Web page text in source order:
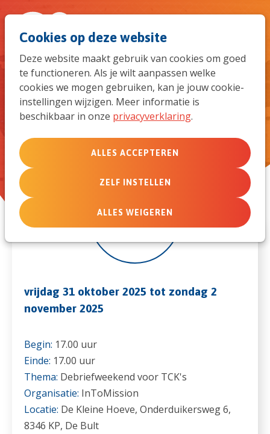
Cookies op deze website
Deze website maakt gebruik van cookies om goed
te functioneren. Als je wilt aanpassen welke
cookies we mogen gebruiken, kan je jouw cookie-
instellingen wijzigen. Meer informatie is
beschikbaar in onze privacyverklaring.
ALLES ACCEPTEREN
ZELF INSTELLEN
ALLES WEIGEREN
naar
de
Unpacking your backpack -
jongerendebriefweekend - 31
oktober t/m 2 november 2025
31
okt
vrijdag 31 oktober 2025 tot zondag 2
november 2025
Begin: 17.00 uur
Einde: 17.00 uur
Thema: Debriefweekend voor TCK's
Organisatie: InToMission
Locatie: De Kleine Hoeve, Onderduikersweg 6,
8346 KP, De Bult